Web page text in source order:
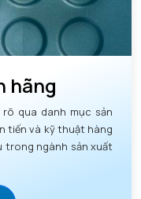
hãng
qua danh mục sản
tiến và kỹ thuật hàng
trong ngành sản xuất